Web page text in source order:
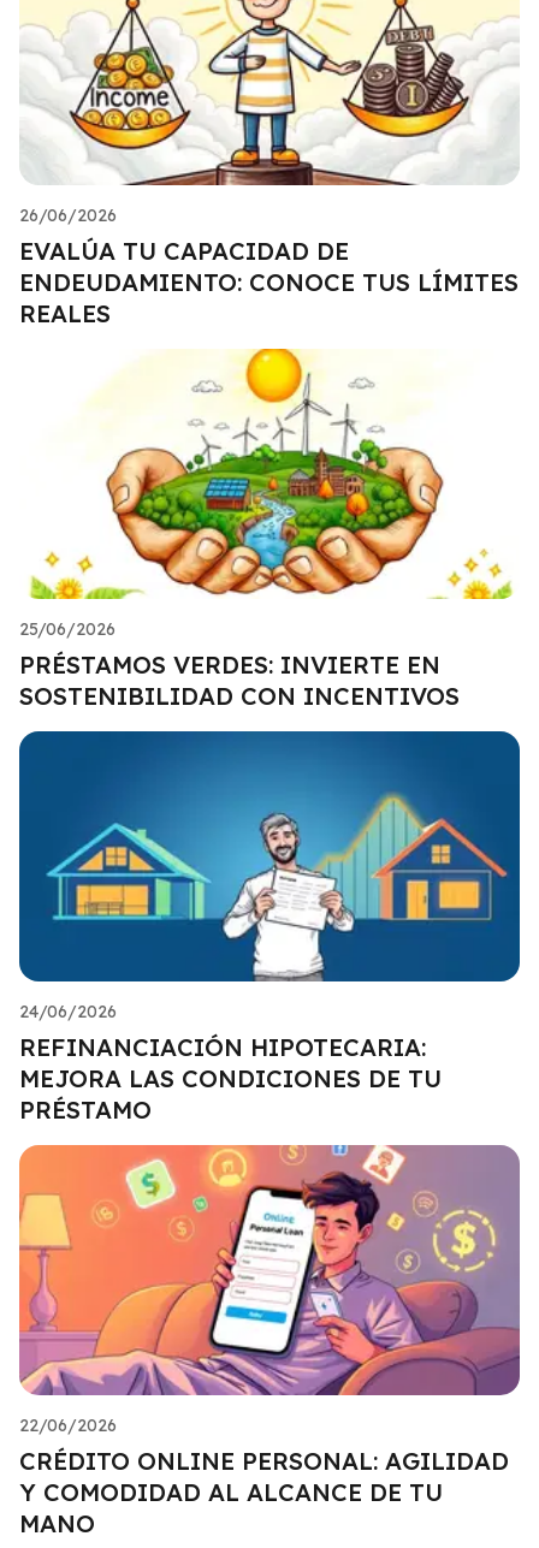
26/06/2026
EVALÚA TU CAPACIDAD DE
ENDEUDAMIENTO: CONOCE TUS LÍMITES
REALES
25/06/2026
PRÉSTAMOS VERDES: INVIERTE EN
SOSTENIBILIDAD CON INCENTIVOS
24/06/2026
REFINANCIACIÓN HIPOTECARIA:
MEJORA LAS CONDICIONES DE TU
PRÉSTAMO
22/06/2026
CRÉDITO ONLINE PERSONAL: AGILIDAD
Y COMODIDAD AL ALCANCE DE TU
MANO